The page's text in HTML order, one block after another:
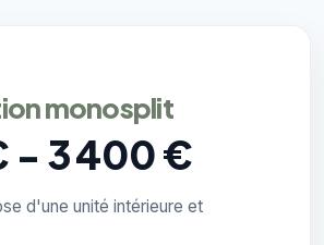
monosplit
- 3 400 €
d'une unité intérieure et